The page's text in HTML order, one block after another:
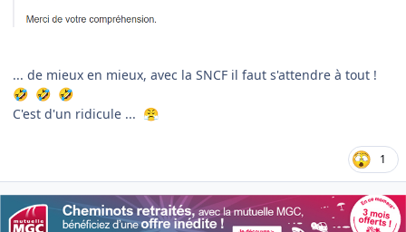
... de mieux en mieux, avec la SNCF il faut s'attendre à tout !
🤣 🤣 🤣
C'est d'un ridicule ... 😤
1